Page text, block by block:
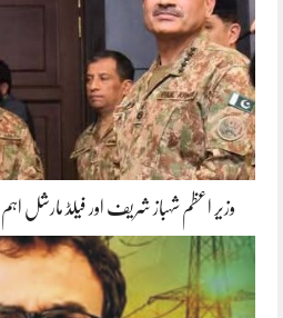
وزیر اعظم شہباز شریف اور فیلڈ مارشل